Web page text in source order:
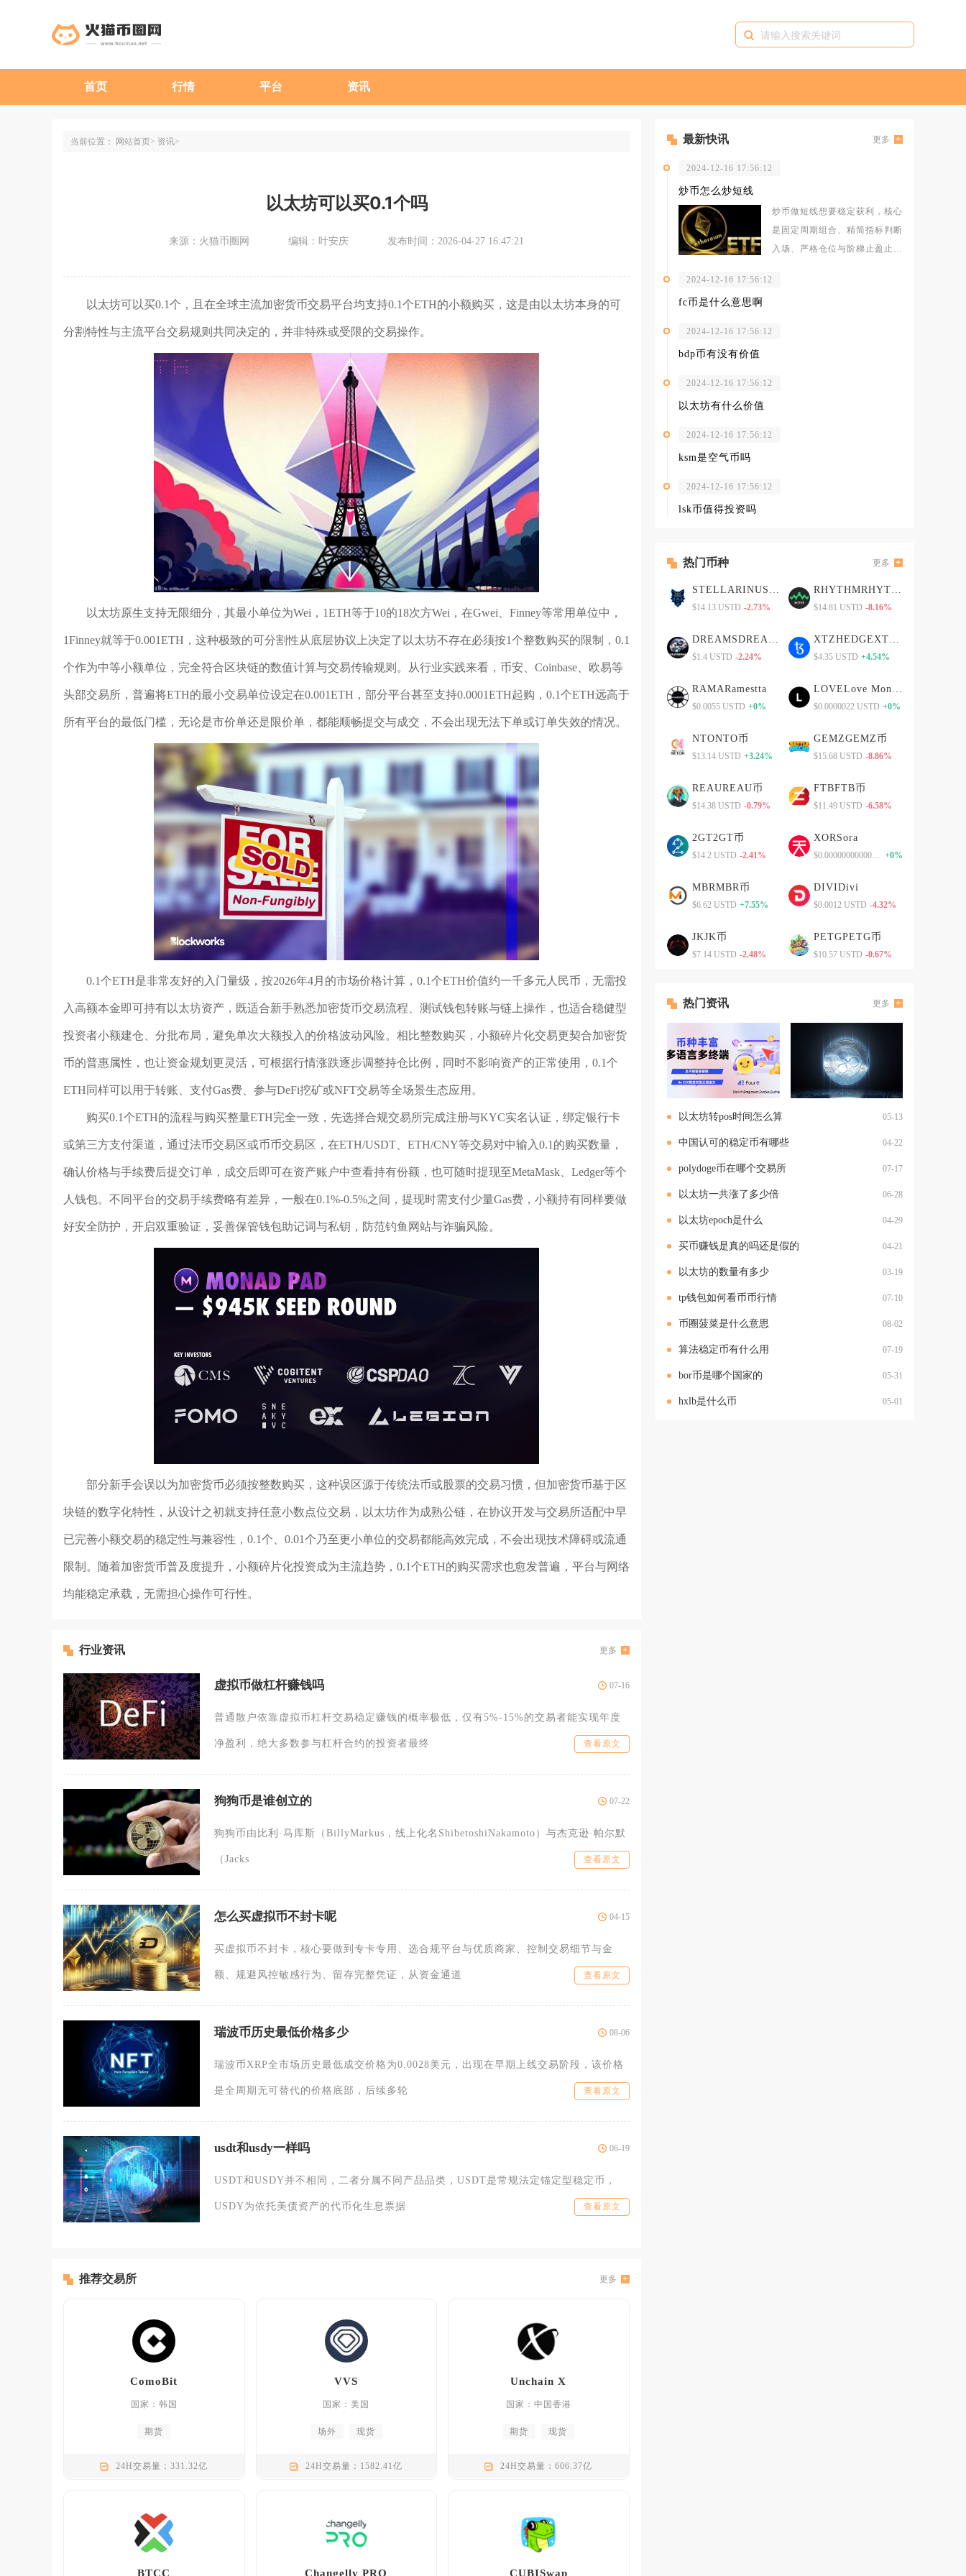
首页 行情 平台 资讯
当前位置： 网站首页 资讯
以太坊可以买0.1个吗
来源：火猫币圈网 编辑：叶安庆 发布时间：2026-04-27 16:47:21
以太坊可以买0.1个，且在全球主流加密货币交易平台均支持0.1个ETH的小额购买，这是由以太坊本身的可
分割特性与主流平台交易规则共同决定的，并非特殊或受限的交易操作。
以太坊原生支持无限细分，其最小单位为Wei，1ETH等于10的18次方Wei，在Gwei、Finney等常用单位中，
1Finney就等于0.001ETH，这种极致的可分割性从底层协议上决定了以太坊不存在必须按1个整数购买的限制，0.1
个作为中等小额单位，完全符合区块链的数值计算与交易传输规则。从行业实践来看，币安、Coinbase、欧易等
头部交易所，普遍将ETH的最小交易单位设定在0.001ETH，部分平台甚至支持0.0001ETH起购，0.1个ETH远高于
所有平台的最低门槛，无论是市价单还是限价单，都能顺畅提交与成交，不会出现无法下单或订单失效的情况。
0.1个ETH是非常友好的入门量级，按2026年4月的市场价格计算，0.1个ETH价值约一千多元人民币，无需投
入高额本金即可持有以太坊资产，既适合新手熟悉加密货币交易流程、测试钱包转账与链上操作，也适合稳健型
投资者小额建仓、分批布局，避免单次大额投入的价格波动风险。相比整数购买，小额碎片化交易更契合加密货
币的普惠属性，也让资金规划更灵活，可根据行情涨跌逐步调整持仓比例，同时不影响资产的正常使用，0.1个
ETH同样可以用于转账、支付Gas费、参与DeFi挖矿或NFT交易等全场景生态应用。
购买0.1个ETH的流程与购买整量ETH完全一致，先选择合规交易所完成注册与KYC实名认证，绑定银行卡
或第三方支付渠道，通过法币交易区或币币交易区，在ETH/USDT、ETH/CNY等交易对中输入0.1的购买数量，
确认价格与手续费后提交订单，成交后即可在资产账户中查看持有份额，也可随时提现至MetaMask、Ledger等个
人钱包。不同平台的交易手续费略有差异，一般在0.1%-0.5%之间，提现时需支付少量Gas费，小额持有同样要做
好安全防护，开启双重验证，妥善保管钱包助记词与私钥，防范钓鱼网站与诈骗风险。
部分新手会误以为加密货币必须按整数购买，这种误区源于传统法币或股票的交易习惯，但加密货币基于区
块链的数字化特性，从设计之初就支持任意小数点位交易，以太坊作为成熟公链，在协议开发与交易所适配中早
已完善小额交易的稳定性与兼容性，0.1个、0.01个乃至更小单位的交易都能高效完成，不会出现技术障碍或流通
限制。随着加密货币普及度提升，小额碎片化投资成为主流趋势，0.1个ETH的购买需求也愈发普遍，平台与网络
均能稳定承载，无需担心操作可行性。
行业资讯 更多
虚拟币做杠杆赚钱吗 07-16
普通散户依靠虚拟币杠杆交易稳定赚钱的概率极低，仅有5%-15%的交易者能实现年度
净盈利，绝大多数参与杠杆合约的投资者最终 查看原文
狗狗币是谁创立的 07-22
狗狗币由比利·马库斯（BillyMarkus，线上化名ShibetoshiNakamoto）与杰克逊·帕尔默
（Jacks 查看原文
怎么买虚拟币不封卡呢 04-15
买虚拟币不封卡，核心要做到专卡专用、选合规平台与优质商家、控制交易细节与金
额、规避风控敏感行为、留存完整凭证，从资金通道 查看原文
瑞波币历史最低价格多少 08-06
瑞波币XRP全市场历史最低成交价格为0.0028美元，出现在早期上线交易阶段，该价格
是全周期无可替代的价格底部，后续多轮 查看原文
usdt和usdy一样吗 06-19
USDT和USDY并不相同，二者分属不同产品品类，USDT是常规法定锚定型稳定币，
USDY为依托美债资产的代币化生息票据 查看原文
推荐交易所 更多
ComoBit
国家：韩国
期货
24H交易量：331.32亿
VVS
国家：美国
场外 现货
24H交易量：1582.41亿
Unchain X
国家：中国香港
期货 现货
24H交易量：606.37亿
BTCC Changelly PRO CUBISwap
最新快讯 更多
2024-12-16 17:56:12
炒币怎么炒短线
炒币做短线想要稳定获利，核心
是固定周期组合、精简指标判断
入场、严格仓位与阶梯止盈止
2024-12-16 17:56:12
fc币是什么意思啊
2024-12-16 17:56:12
bdp币有没有价值
2024-12-16 17:56:12
以太坊有什么价值
2024-12-16 17:56:12
ksm是空气币吗
2024-12-16 17:56:12
lsk币值得投资吗
热门币种 更多
STELLARINUSTELLARINU币
$14.13 USTD -2.73%
RHYTHMRHYTHM币
$14.81 USTD -8.16%
DREAMSDREAMS币
$1.4 USTD -2.24%
XTZHEDGEXTZHEDGE币
$4.35 USTD +4.54%
RAMARamestta
$0.0055 USTD +0%
LOVELove Monster
$0.0000022 USTD +0%
NTONTO币
$13.14 USTD +3.24%
GEMZGEMZ币
$15.68 USTD -8.86%
REAUREAU币
$14.38 USTD -0.79%
FTBFTB币
$11.49 USTD -6.58%
2GT2GT币
$14.2 USTD -2.41%
XORSora
$0.00000000000 USTD +0%
MBRMBR币
$6.62 USTD +7.55%
DIVIDivi
$0.0012 USTD -4.32%
JKJK币
$7.14 USTD -2.48%
PETGPETG币
$10.57 USTD -0.67%
热门资讯 更多
以太坊转pos时间怎么算 05-13
中国认可的稳定币有哪些 04-22
polydoge币在哪个交易所 07-17
以太坊一共涨了多少倍 06-28
以太坊epoch是什么 04-29
买币赚钱是真的吗还是假的 04-21
以太坊的数量有多少 03-19
tp钱包如何看币币行情 07-10
币圈菠菜是什么意思 08-02
算法稳定币有什么用 07-19
bor币是哪个国家的 05-31
hxlb是什么币 05-01